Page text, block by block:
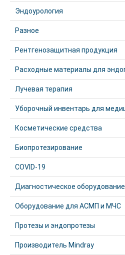
Эндоурология
Разное
Рентгенозащитная продукция
Расходные материалы для
Лучевая терапия
Уборочный инвентарь для
Косметические средства
Биопротезирование
COVID-19
Диагностическое оборудование
Оборудование для АСМП и МЧС
Протезы и эндопротезы
Производитель Mindray